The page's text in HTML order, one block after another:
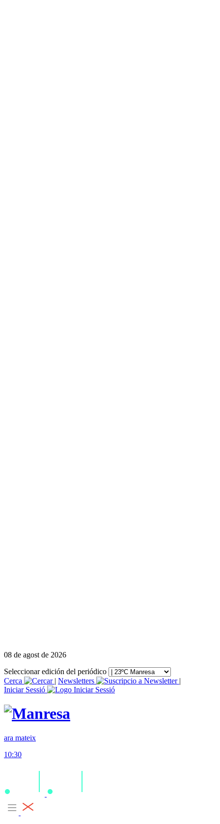
08 de agost de 2026
Seleccionar edición del periódico
Cerca
| Newsletters
|
Iniciar Sessió
ara mateix
10:30